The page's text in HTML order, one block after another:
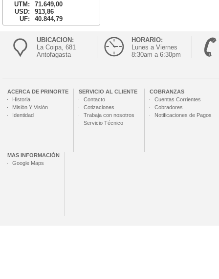
UTM:
71.649,00
USD:
913,86
UF:
40.844,79
UBICACION:
La Coipa, 681
Antofagasta
HORARIO:
Lunes a Viernes
8:30am a 6:30pm
ACERCA DE PRINORTE
Historia
Misión Y Visión
Identidad
SERVICIO AL CLIENTE
Contacto
Cotizaciones
Trabaja con nosotros
Servicio Técnico
COBRANZAS
Cuentas Corrientes
Cobradores
Notificaciones de Pagos
MAS INFORMACIÓN
Google Maps